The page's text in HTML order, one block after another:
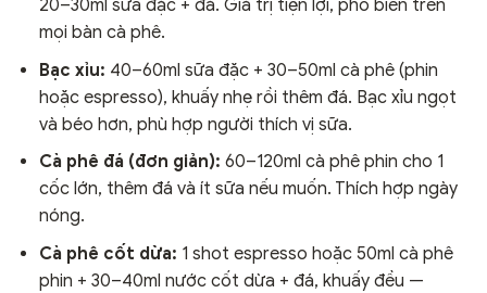
20–30ml sữa đặc + đá. Giá trị tiện lợi, phổ biến trên
mọi bàn cà phê.
Bạc xỉu: 40–60ml sữa đặc + 30–50ml cà phê (phin
hoặc espresso), khuấy nhẹ rồi thêm đá. Bạc xỉu ngọt
và béo hơn, phù hợp người thích vị sữa.
Cà phê đá (đơn giản): 60–120ml cà phê phin cho 1
cốc lớn, thêm đá và ít sữa nếu muốn. Thích hợp ngày
nóng.
Cà phê cốt dừa: 1 shot espresso hoặc 50ml cà phê
phin + 30–40ml nước cốt dừa + đá, khuấy đều —